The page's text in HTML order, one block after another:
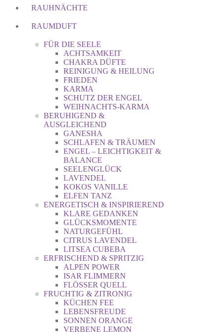
RAUHNÄCHTE
RAUMDUFT
FÜR DIE SEELE
ACHTSAMKEIT
CHAKRA DÜFTE
REINIGUNG & HEILUNG
FRIEDEN
KARMA
SCHUTZ DER ENGEL
WEIHNACHTS-KARMA
BERUHIGEND &
AUSGLEICHEND
GANESHA
SCHLAFEN & TRÄUMEN
ENGEL – LEICHTIGKEIT &
BALANCE
SEELENGLÜCK
LAVENDEL
KOKOS VANILLE
ELFEN TANZ
ENERGETISCH & INSPIRIEREND
KLARE GEDANKEN
GLÜCKSMOMENTE
NATURGEFÜHL
CITRUS LAVENDEL
LITSEA CUBEBA
ERFRISCHEND & SPRITZIG
ALPEN POWER
ISAR FLIMMERN
FLÖSSER QUELL
FRUCHTIG & ZITRONIG
KÜCHEN FEE
LEBENSFREUDE
SONNEN ORANGE
VERBENE LEMON